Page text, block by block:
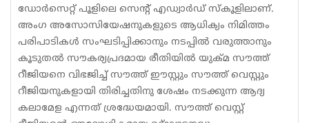
ഡോര്‍സെറ്റ് പൂളിലെ സെന്റ് എഡ്വാര്‍ഡ് സ്‌കൂളിലാണ്.
അംഗ അസോസിയേഷനുകളുടെ ആധിക്യം നിമിത്തം
പരിപാടികള്‍ സംഘടിപ്പിക്കാനും നടപ്പില്‍ വരുത്താനും
കൂടുതല്‍ സൗകര്യപ്രദമായ രീതിയില്‍ യുക്മ സൗത്ത്
റീജിയനെ വിഭജിച്ച് സൗത്ത് ഈസ്റ്റും സൗത്ത് വെസ്റ്റും
റീജിയനുകളായി തിരിച്ചതിനു ശേഷം നടക്കുന്ന ആദ്യ
കലാമേള എന്നത് ശ്രദ്ധേയമായി. സൗത്ത് വെസ്റ്റ്